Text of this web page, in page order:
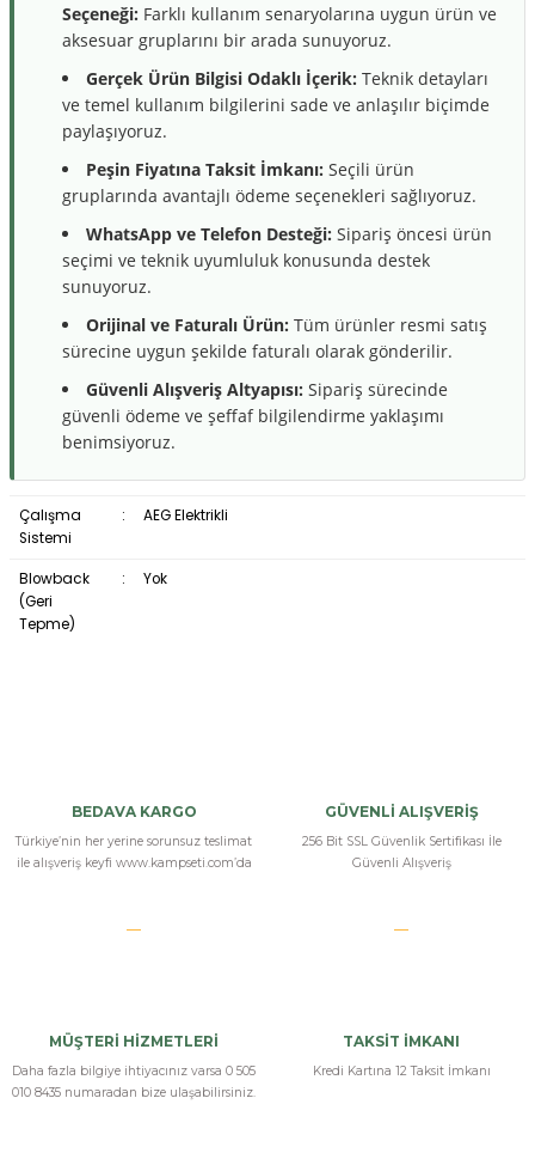
Seçeneği: Farklı kullanım senaryolarına uygun ürün ve
aksesuar gruplarını bir arada sunuyoruz.
Gerçek Ürün Bilgisi Odaklı İçerik: Teknik detayları
ve temel kullanım bilgilerini sade ve anlaşılır biçimde
paylaşıyoruz.
Peşin Fiyatına Taksit İmkanı: Seçili ürün
gruplarında avantajlı ödeme seçenekleri sağlıyoruz.
WhatsApp ve Telefon Desteği: Sipariş öncesi ürün
seçimi ve teknik uyumluluk konusunda destek
sunuyoruz.
Orijinal ve Faturalı Ürün: Tüm ürünler resmi satış
sürecine uygun şekilde faturalı olarak gönderilir.
Güvenli Alışveriş Altyapısı: Sipariş sürecinde
güvenli ödeme ve şeffaf bilgilendirme yaklaşımı
benimsiyoruz.
Çalışma
Sistemi
: AEG Elektrikli
Blowback
(Geri
Tepme)
: Yok
BEDAVA KARGO
Türkiye’nin her yerine sorunsuz teslimat
ile alışveriş keyfi www.kampseti.com’da
GÜVENLİ ALIŞVERİŞ
256 Bit SSL Güvenlik Sertifikası İle
Güvenli Alışveriş
MÜŞTERİ HİZMETLERİ
Daha fazla bilgiye ihtiyacınız varsa 0 505
010 8435 numaradan bize ulaşabilirsiniz.
TAKSİT İMKANI
Kredi Kartına 12 Taksit İmkanı